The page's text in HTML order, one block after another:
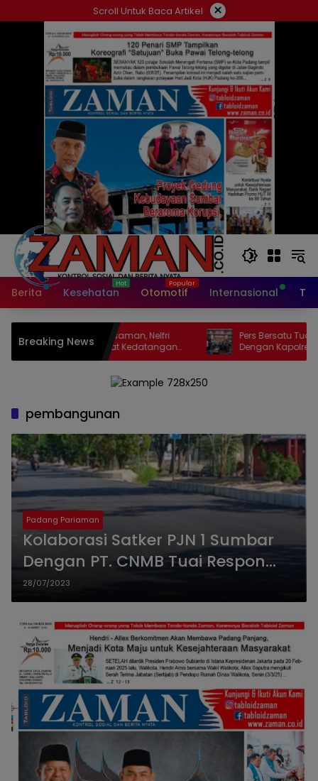
ke
Scroll Untuk Baca Artikel ×
Berita Kesehatan Otomotif Internasional
Breaking News
DPRD Pasaman, Nelfri
Hangat Kedatangan
Tuah Saiyo.
Pers Bersatu Tuah Saiyo
Dengan Kapolres Pasaman
pembangunan
Padang Pariaman
Kolaborasi Satker PJN 1 Sumbar
Dengan PT. CNMB Tuai Respon
Positif, Jalan Nyaman Dilalui Dan
Tunjang Perekonomian
Masyarakat
28/07/2023